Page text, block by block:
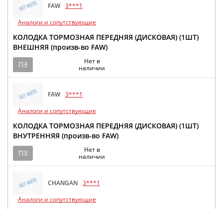
FAW 3***1
Аналоги и сопутствующие
КОЛОДКА ТОРМОЗНАЯ ПЕРЕДНЯЯ (ДИСКОВАЯ) (1ШТ)
ВНЕШНЯЯ (произв-во FAW)
ПЗ
Нет в
наличии
FAW 3***1
Аналоги и сопутствующие
КОЛОДКА ТОРМОЗНАЯ ПЕРЕДНЯЯ (ДИСКОВАЯ) (1ШТ)
ВНУТРЕННЯЯ (произв-во FAW)
ПЗ
Нет в
наличии
CHANGAN 3***1
Аналоги и сопутствующие